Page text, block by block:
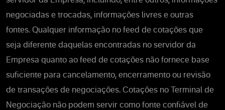
negociadas e trocadas, informações livres e outras
fontes. Qualquer informação no feed de cotações que
seja diferente daquelas encontradas no servidor da
Empresa quanto ao feed de cotações não fornece base
suficiente para cancelamento, encerramento ou revisão
de transações de negociações. Cotações no Terminal de
Negociação não podem servir como fonte confiável de